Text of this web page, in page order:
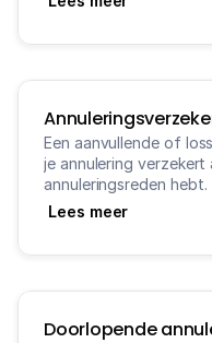
Een aanvullende of
je annulering verzekert
annuleringsreden hebt.
Lees meer
Doorlopende